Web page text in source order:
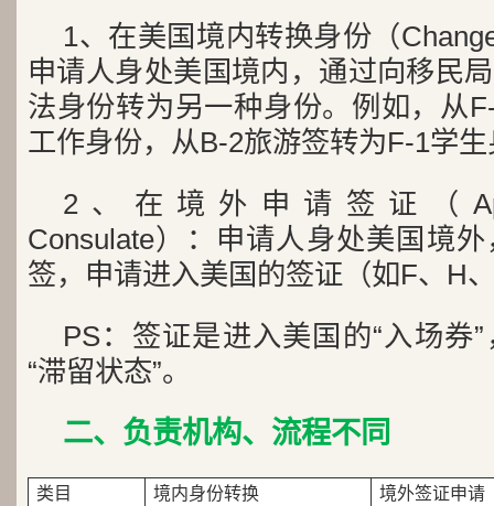
1、在美国境内转换身份（
申请人身处美国境内，通过向移民
法身份转为另一种身份。例如，从
工作身份，从B-2旅游签转为F-1学
2、在境外申请签证（
Consulate）：申请人身处美国境
签，申请进入美国的签证（如F、H
PS：签证是进入美国的“入场券
“滞留状态”。
二、负责机构、流程不同
类目 境内身份转换
境外签证申请